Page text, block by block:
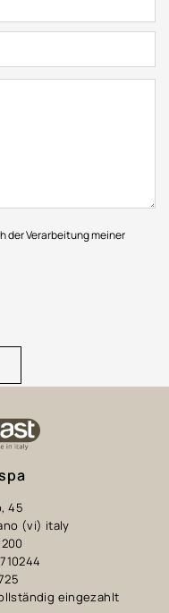
der Verarbeitung meiner
45
(vi) italy
eingezahlt